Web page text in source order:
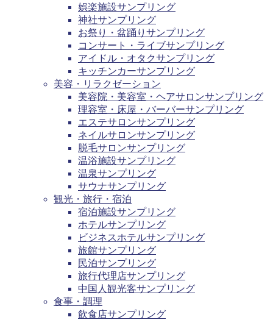
娯楽施設サンプリング
神社サンプリング
お祭り・盆踊りサンプリング
コンサート・ライブサンプリング
アイドル・オタクサンプリング
キッチンカーサンプリング
美容・リラクゼーション
美容院・美容室・ヘアサロンサンプリング
理容室・床屋・バーバーサンプリング
エステサロンサンプリング
ネイルサロンサンプリング
脱毛サロンサンプリング
温浴施設サンプリング
温泉サンプリング
サウナサンプリング
観光・旅行・宿泊
宿泊施設サンプリング
ホテルサンプリング
ビジネスホテルサンプリング
旅館サンプリング
民泊サンプリング
旅行代理店サンプリング
中国人観光客サンプリング
食事・調理
飲食店サンプリング